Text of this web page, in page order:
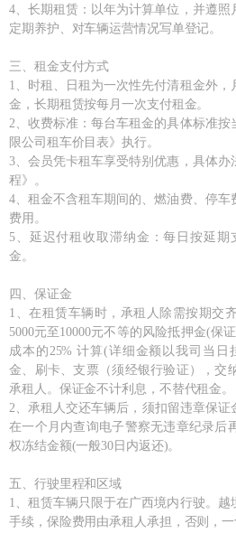
4、长期租赁：以年为计算单位，并遵
定期养护、对车辆运营情况写单登记。
三、租金支付方式
1、时租、日租为一次性先付清租金外，
金，长期租赁按每月一次支付租金。
2、收费标准：每台车租金的具体标准按
限公司租车价目表》执行。
3、会员凭卡租车享受特别优惠，具体
程》。
4、租金不含租车期间的、燃油费、停
费用。
5、延迟付租收取滞纳金：每日按延期
金。
四、保证金
1、在租赁车辆时，承租人除需按期交
5000元至10000元不等的风险抵押金(保
成本的25% 计算(详细金额以我司当
金、刷卡、支票（须经银行验证），交
承租人。保证金不计利息，不替代租金。
2、承租人交还车辆后，须扣留违章保证
在一个月内查询电子警察无违章纪录后
权冻结金额(一般30日内返还)。
五、行驶里程和区域
1、租赁车辆只限于在广西境内行驶。
手续，保险费用由承租人承担，否则，一